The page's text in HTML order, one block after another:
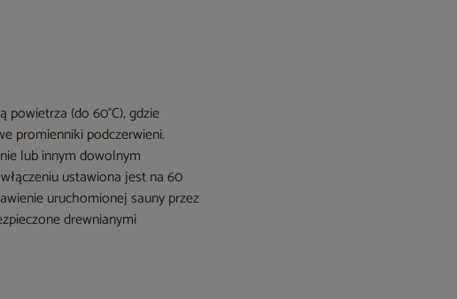
(do 60°C), gdzie
promienniki podczerwieni.
lub innym dowolnym
ustawiona jest na 60
uruchomionej sauny przez
drewnianymi